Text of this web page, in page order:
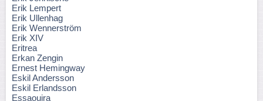
Erik Lempert
Erik Ullenhag
Erik Wennerström
Erik XIV
Eritrea
Erkan Zengin
Ernest Hemingway
Eskil Andersson
Eskil Erlandsson
Essaouira